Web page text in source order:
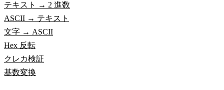
テキスト → 2 進数
ASCII → テキスト
文字 → ASCII
Hex 反転
クレカ検証
基数変換